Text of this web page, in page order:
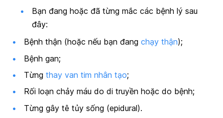
Bạn đang hoặc đã từng mắc các bệnh lý sau
đây:
Bệnh thận (hoặc nếu bạn đang chạy thận);
Bệnh gan;
Từng thay van tim nhân tạo;
Rối loạn chảy máu do di truyền hoặc do bệnh;
Từng gây tê tủy sống (epidural).